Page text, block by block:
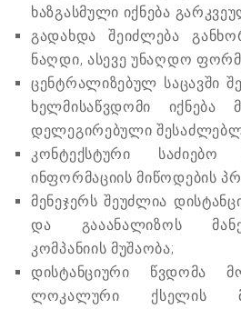
ხაზგასმული იქნება
გადახდა შეიძლება
ნაღდი, ასევე უნაღდო
ცენტრალიზებულ საცავში
ხელმისაწვდომი იქნება
დელეგირებული
კონტექსტური საძიებო
ინფორმაციის მიწოდების
მენეჯერს შეუძლია
და გააანალიზოს
კომპანიის მუშაობა;
დისტანციური წვდომა
ლოკალური ქსელის